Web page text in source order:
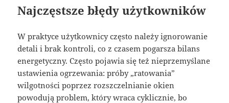
Najczęstsze błędy użytkowników
W praktyce użytkownicy często należy ignorowanie
detali i brak kontroli, co z czasem pogarsza bilans
energetyczny. Często pojawia się też nieprzemyślane
ustawienia ogrzewania: próby „ratowania”
wilgotności poprzez rozszczelnianie okien
powodują problem, który wraca cyklicznie, bo